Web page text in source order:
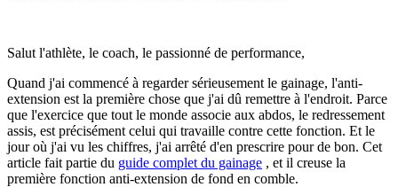
Salut l'athlète, le coach, le passionné de performance,
Quand j'ai commencé à regarder sérieusement le gainage, l'anti-
extension est la première chose que j'ai dû remettre à l'endroit. Parce
que l'exercice que tout le monde associe aux abdos, le redressement
assis, est précisément celui qui travaille contre cette fonction. Et le
jour où j'ai vu les chiffres, j'ai arrêté d'en prescrire pour de bon. Cet
article fait partie du guide complet du gainage , et il creuse la
première fonction anti-extension de fond en comble.